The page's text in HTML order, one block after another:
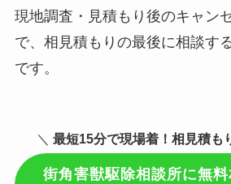
現地調査・見積もり後のキャン
で、相見積もりの最後に相談す
です。
＼ 最短15分で現場着 ！相見積も
街角害獣駆除相談所に無